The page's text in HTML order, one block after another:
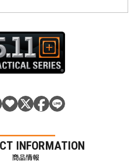
INFORMATION
商品情報